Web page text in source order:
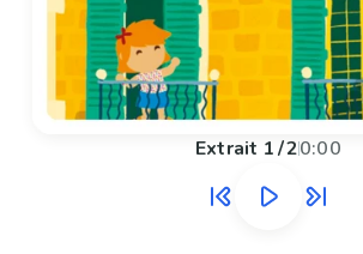
Extrait 1/20:00